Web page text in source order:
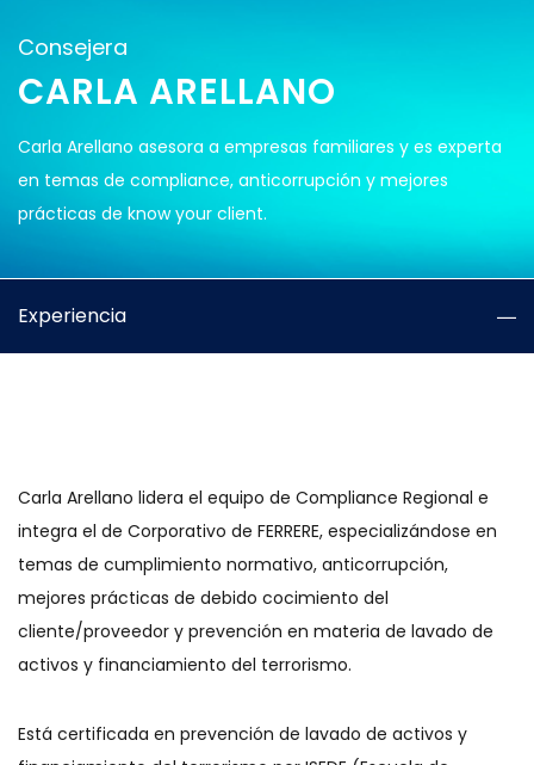
Consejera
CARLA ARELLANO
Carla Arellano asesora a empresas familiares y es experta
en temas de compliance, anticorrupción y mejores
prácticas de know your client.
Experiencia
Carla Arellano lidera el equipo de Compliance Regional e
integra el de Corporativo de FERRERE, especializándose en
temas de cumplimiento normativo, anticorrupción,
mejores prácticas de debido cocimiento del
cliente/proveedor y prevención en materia de lavado de
activos y financiamiento del terrorismo.
Está certificada en prevención de lavado de activos y